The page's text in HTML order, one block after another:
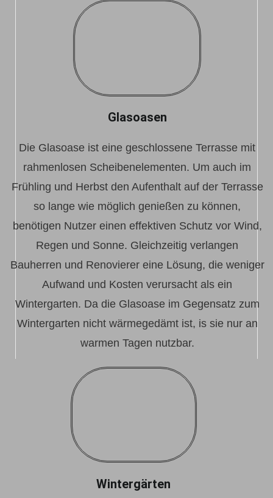
Wintergärten
Glasoasen
Die Glasoase ist eine geschlossene Terrasse mit
rahmenlosen Scheibenelementen. Um auch im
Frühling und Herbst den Aufenthalt auf der Terrasse
so lange wie möglich genießen zu können,
benötigen Nutzer einen effektiven Schutz vor Wind,
Regen und Sonne. Gleichzeitig verlangen
Bauherren und Renovierer eine Lösung, die weniger
Aufwand und Kosten verursacht als ein
Wintergarten. Da die Glasoase im Gegensatz zum
Wintergarten nicht wärmegedämt ist, is sie nur an
warmen Tagen nutzbar.